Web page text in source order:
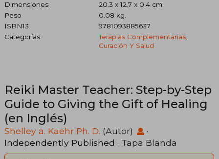
Dimensiones
20.3 x 12.7 x 0.4 cm
Peso
0.08 kg.
ISBN13
9781093885637
Categorías
Terapias Complementarias,
Curación Y Salud
Reiki Master Teacher: Step-by-Step
Guide to Giving the Gift of Healing
(en Inglés)
Shelley a. Kaehr Ph. D. (Autor)
·
Independently Published · Tapa Blanda